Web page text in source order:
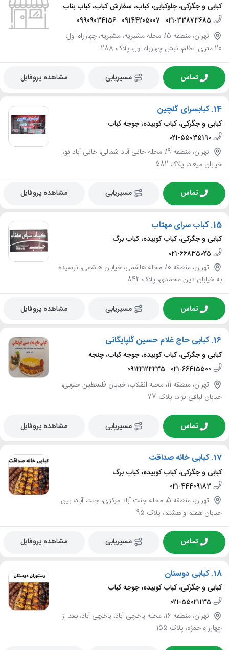
کبابی و جگرکی، چلوکبابی، کباب، سفارش کباب، کباب بناب
021-33873685
09144205007
09909034156
تهران، منطقه 15، محله مشیریه، مشیریه، چهارراه اول،
20 متری اعظم، نبش چهارراه اول، پلاک 288
تماس مسیریابی مشاهده پروفایل
14. کبابسرای گلچین
کبابی و جگرکی، کباب کوبیده، جوجه کباب
021-55035190
تهران، منطقه 19، محله خانی آباد شمالی، خانی آباد نو،
خیابان میعاد، پلاک 582
تماس مسیریابی مشاهده پروفایل
15. کباب سرای مهتاب
کبابی و جگرکی، کباب کوبیده، کباب برگ
021-66835025
تهران، منطقه 10، محله هاشمی، خیابان هاشمی، نرسیده
به خیابان دین محمدی، پلاک 842
تماس مسیریابی مشاهده پروفایل
16. کبابی حاج غلام حسین گلپایگانی
کبابی و جگرکی، کباب کوبیده، جوجه کباب، چنجه
021-66415500
09122123235
تهران، منطقه 11، محله انقلاب، خیابان فلسطین جنوبی،
خیابان لبافی نژاد، پلاک 77
تماس مسیریابی مشاهده پروفایل
17. کبابی خانه صداقت
کبابی و جگرکی، کباب کوبیده، کباب برگ
021-44409183
تهران، منطقه 5، محله جنت آباد مرکزی، جنت آباد، بین
خیابان هفتم و هشتم، پلاک 95
تماس مسیریابی مشاهده پروفایل
18. کبابی دوستان
کبابی و جگرکی، کباب کوبیده، جوجه کباب
021-55021135
تهران، منطقه 16، محله یاخچی آباد، یاخچی آباد، بعد از
چهارراه حمزه، پلاک 155